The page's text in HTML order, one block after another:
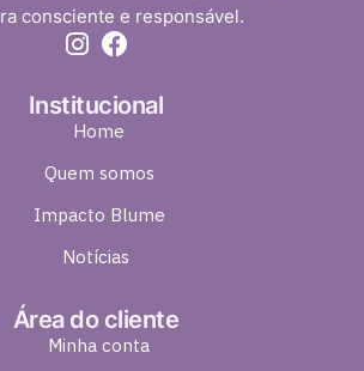
consciente e responsável.
Institucional
Home
Quem somos
Impacto Blume
Notícias
Área do cliente
Minha conta